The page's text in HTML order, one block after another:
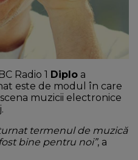
Radio 1 Diplo a
este de modul în care
muzicii electronice
termenul de muzică
bine pentru noi”, a